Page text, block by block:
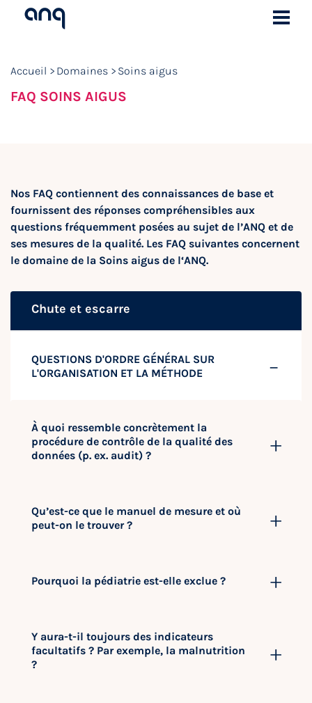
Accueil Domaines Soins aigus
FAQ SOINS AIGUS
Nos FAQ contiennent des connaissances de base et
fournissent des réponses compréhensibles aux
questions fréquemment posées au sujet de l’ANQ et de
ses mesures de la qualité. Les FAQ suivantes concernent
le domaine de la Soins aigus de l‘ANQ.
Chute et escarre
QUESTIONS D'ORDRE GÉNÉRAL SUR
L'ORGANISATION ET LA MÉTHODE
À quoi ressemble concrètement la
procédure de contrôle de la qualité des
données (p. ex. audit) ?
Qu’est-ce que le manuel de mesure et où
peut-on le trouver ?
Pourquoi la pédiatrie est-elle exclue ?
Y aura-t-il toujours des indicateurs
facultatifs ? Par exemple, la malnutrition
?